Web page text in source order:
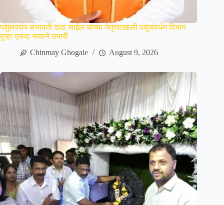
पशुसंवर्धन सभापती दादा साईल यांच्या नेतृत्वाखाली पशुसंवर्धन विभाग
पुन्हा एकदा नव्याने उभारी
Chinmay Ghogale
August 9, 2026